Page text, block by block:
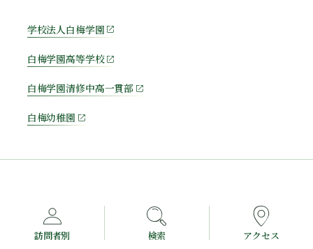
学校法人白梅学園
白梅学園高等学校
白梅学園清修中高一貫部
白梅幼稚園
訪問者別 検索 アクセス